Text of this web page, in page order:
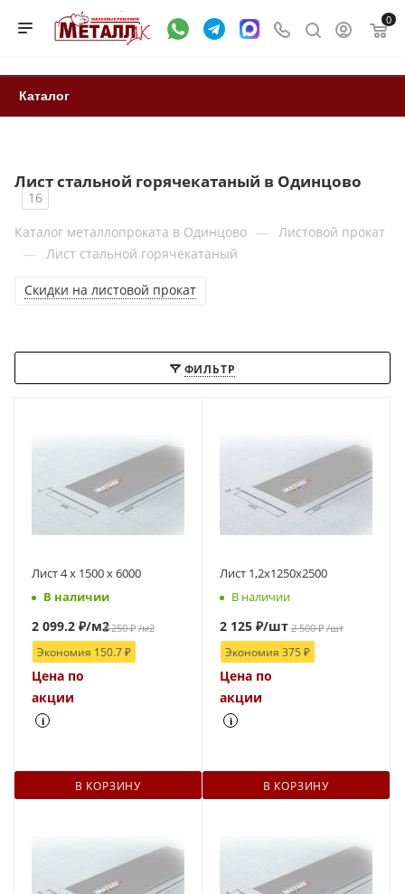
0
Каталог
Лист стальной горячекатаный в Одинцово
16
Каталог металлопроката в Одинцово — Листовой прокат
— Лист стальной горячекатаный
Скидки на листовой прокат
ФИЛЬТР
Лист 4 х 1500 х 6000
В наличии
2 250₽ /м2
2 099.2 ₽/м2
Экономия 150.7₽
Цена по
акции
i
В КОРЗИНУ
Лист 1,2х1250х2500
В наличии
2 500₽ /шт
2 125 ₽/шт
Экономия 375 ₽
Цена по
акции
i
В КОРЗИНУ